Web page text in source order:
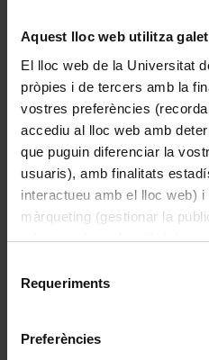
Aquest lloc web utilitza
El lloc web de la Universitat
pròpies i de tercers amb la
vostres preferències
accediu al lloc web amb
que puguin diferenciar la
usuaris), amb finalitats
interactueu amb el lloc web)
màrqueting (gestionar la
adequant-la en funció dels
consultar laPolítica de
Requeriments
Preferències